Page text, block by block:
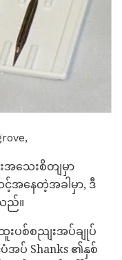
အသေးစိတျမှာ
နေတဲ့အခါမှာ, ဒီ
ည်။
ပစ်စညျးအပ်ချုပ်
ပ် Shanks ၏နှစ်